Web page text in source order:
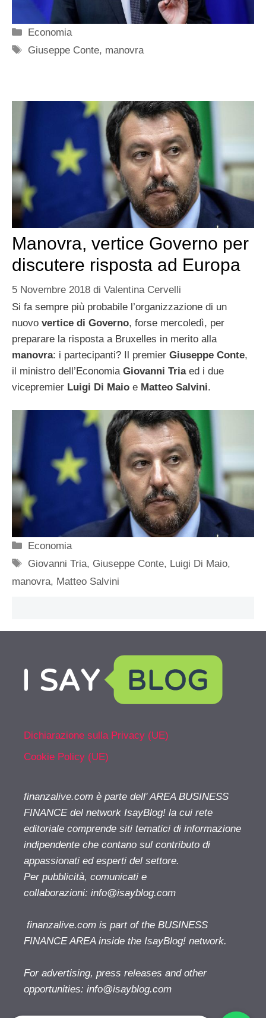
Categorie
Economia
Tag
Giuseppe Conte, manovra
Manovra, vertice Governo per
discutere risposta ad Europa
5 Novembre 2018 di Valentina Cervelli
Si fa sempre più probabile l’organizzazione di un
nuovo vertice di Governo, forse mercoledì, per
preparare la risposta a Bruxelles in merito alla
manovra: i partecipanti? Il premier Giuseppe Conte,
il ministro dell’Economia Giovanni Triaed i due
vicepremier Luigi Di Maio e Matteo Salvini.
Categorie
Economia
Tag
Giovanni Tria, Giuseppe Conte, Luigi Di Maio,
manovra, Matteo Salvini
Dichiarazione sulla Privacy (UE)
Cookie Policy (UE)
finanzalive.com è parte dell' AREA BUSINESS
FINANCE del network IsayBlog! la cui rete
editoriale comprende siti tematici di informazione
indipendente che contano sul contributo di
appassionati ed esperti del settore.
Per pubblicità, comunicati e
collaborazioni: info@isayblog.com
finanzalive.com is part of the BUSINESS
FINANCE AREA inside the IsayBlog! network.
For advertising, press releases and other
opportunities: info@isayblog.com